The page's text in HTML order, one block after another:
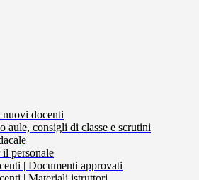
docenti
aule, consigli di classe e scrutini
personale
| Documenti approvati